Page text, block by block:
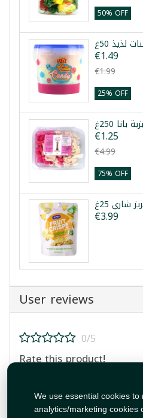
We use essential cookies
analytics/marketing cookies
50% OFF
لذيذ 50غ
€1.49
€1.99
25% OFF
250غ
€1.25
€4.99
75% OFF
€3.99
User reviews
0/5
Rate this product!